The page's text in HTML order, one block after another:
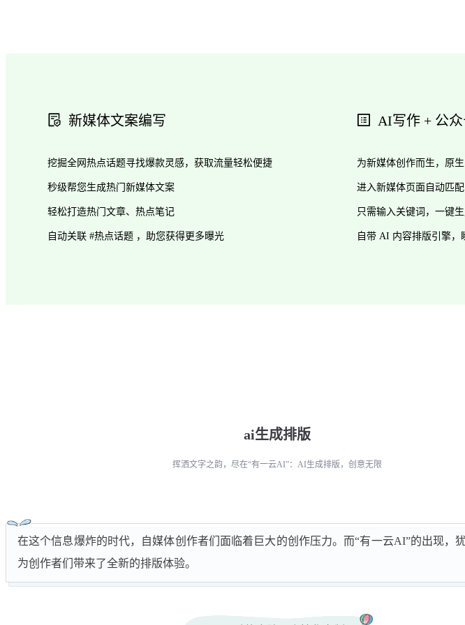
新媒体文案编写
挖掘全网热点话题寻找爆款灵感，获取流量轻松便捷
秒级帮您生成热门新媒体文案
轻松打造热门文章、热点笔记
自动关联 #热点话题 ，助您获得更多曝光
AI写作 + 公
为新媒体创作而生，原
进入新媒体页面自动匹
只需输入关键词，一键
自带 AI 内容排版引擎，
ai生成排版
挥洒文字之韵，尽在“有一云AI”：AI生成排版，创意无限
在这个信息爆炸的时代，自媒体创作者们面临着巨大的创作压力。而“有一云AI”的出现，犹
为创作者们带来了全新的排版体验。